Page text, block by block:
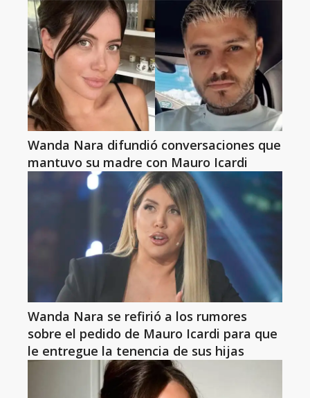
Wanda Nara difundió conversaciones que
mantuvo su madre con Mauro Icardi
Wanda Nara se refirió a los rumores
sobre el pedido de Mauro Icardi para que
le entregue la tenencia de sus hijas